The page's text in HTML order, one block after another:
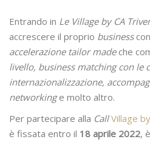
Entrando in Le Village by CA
accrescere il proprio business
accelerazione tailor madeche
livello, business matching con le
internazionalizzazione,
networkinge molto altro.
Per partecipare alla Call Village
è fissata entro il 18 aprile 2022,